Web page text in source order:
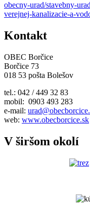
obecny-urad/stavebny-
verejnej-kanalizacie-a-
Kontakt
OBEC Borčice
Borčice 73
018 53 pošta Bolešov
tel.: 042 / 449 32 83
mobil: 0903 493 283
e-mail:
web: www.obecborcice.sk
V širšom okolí